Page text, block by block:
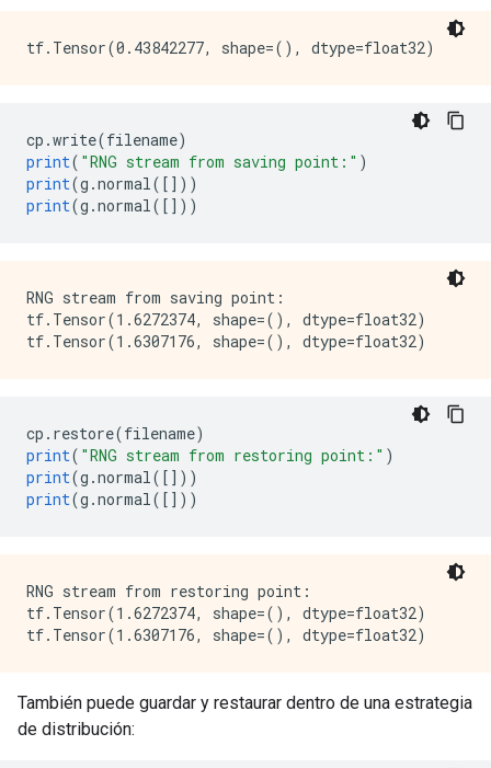
cp .write(filename)
print( "RNG stream from saving point:" )
print(g .normal([]))
print(g .normal([]))
RNG stream from saving point:
tf.Tensor(1.6272374, shape=(), dtype=float32)
cp . restore(filename)
print( "RNG stream from restoring point:" )
print(g .normal([]))
print(g .normal([]))
RNG stream from restoring point:
tf.Tensor(1.6272374, shape=(), dtype=float32)
También puede guardar y restaurar dentro de una estrategia
de distribución: